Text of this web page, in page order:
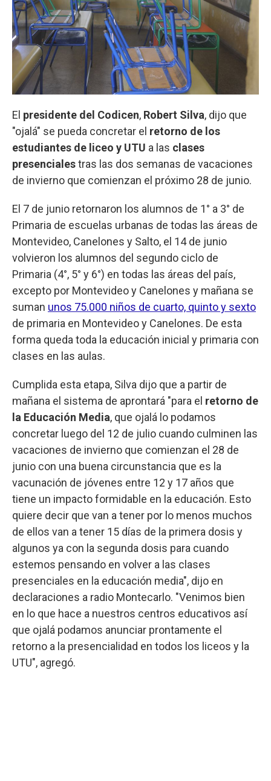
El presidente del Codicen, Robert Silva, dijo que
"ojalá" se pueda concretar el retorno de los
estudiantes de liceo y UTU a las clases
presencialestras las dos semanas de vacaciones
de invierno que comienzan el próximo 28 de junio.
El 7 de junio retornaron los alumnos de 1° a 3° de
Primaria de escuelas urbanas de todas las áreas de
Montevideo, Canelones y Salto, el 14 de junio
volvieron los alumnos del segundo ciclo de
Primaria (4°, 5° y 6°) en todas las áreas del país,
excepto por Montevideo y Canelones y mañana se
suman unos 75.000 niños de cuarto, quinto y sexto
de primaria en Montevideo y Canelones. De esta
forma queda toda la educación inicial y primaria con
clases en las aulas.
Cumplida esta etapa, Silva dijo que a partir de
mañana el sistema de aprontará "para el retorno de
la Educación Media, que ojalá lo podamos
concretar luego del 12 de julio cuando culminen las
vacaciones de invierno que comienzan el 28 de
junio con una buena circunstancia que es la
vacunación de jóvenes entre 12 y 17 años que
tiene un impacto formidable en la educación. Esto
quiere decir que van a tener por lo menos muchos
de ellos van a tener 15 días de la primera dosis y
algunos ya con la segunda dosis para cuando
estemos pensando en volver a las clases
presenciales en la educación media", dijo en
declaraciones a radio Montecarlo. "Venimos bien
en lo que hace a nuestros centros educativos así
que ojalá podamos anunciar prontamente el
retorno a la presencialidad en todos los liceos y la
UTU", agregó.